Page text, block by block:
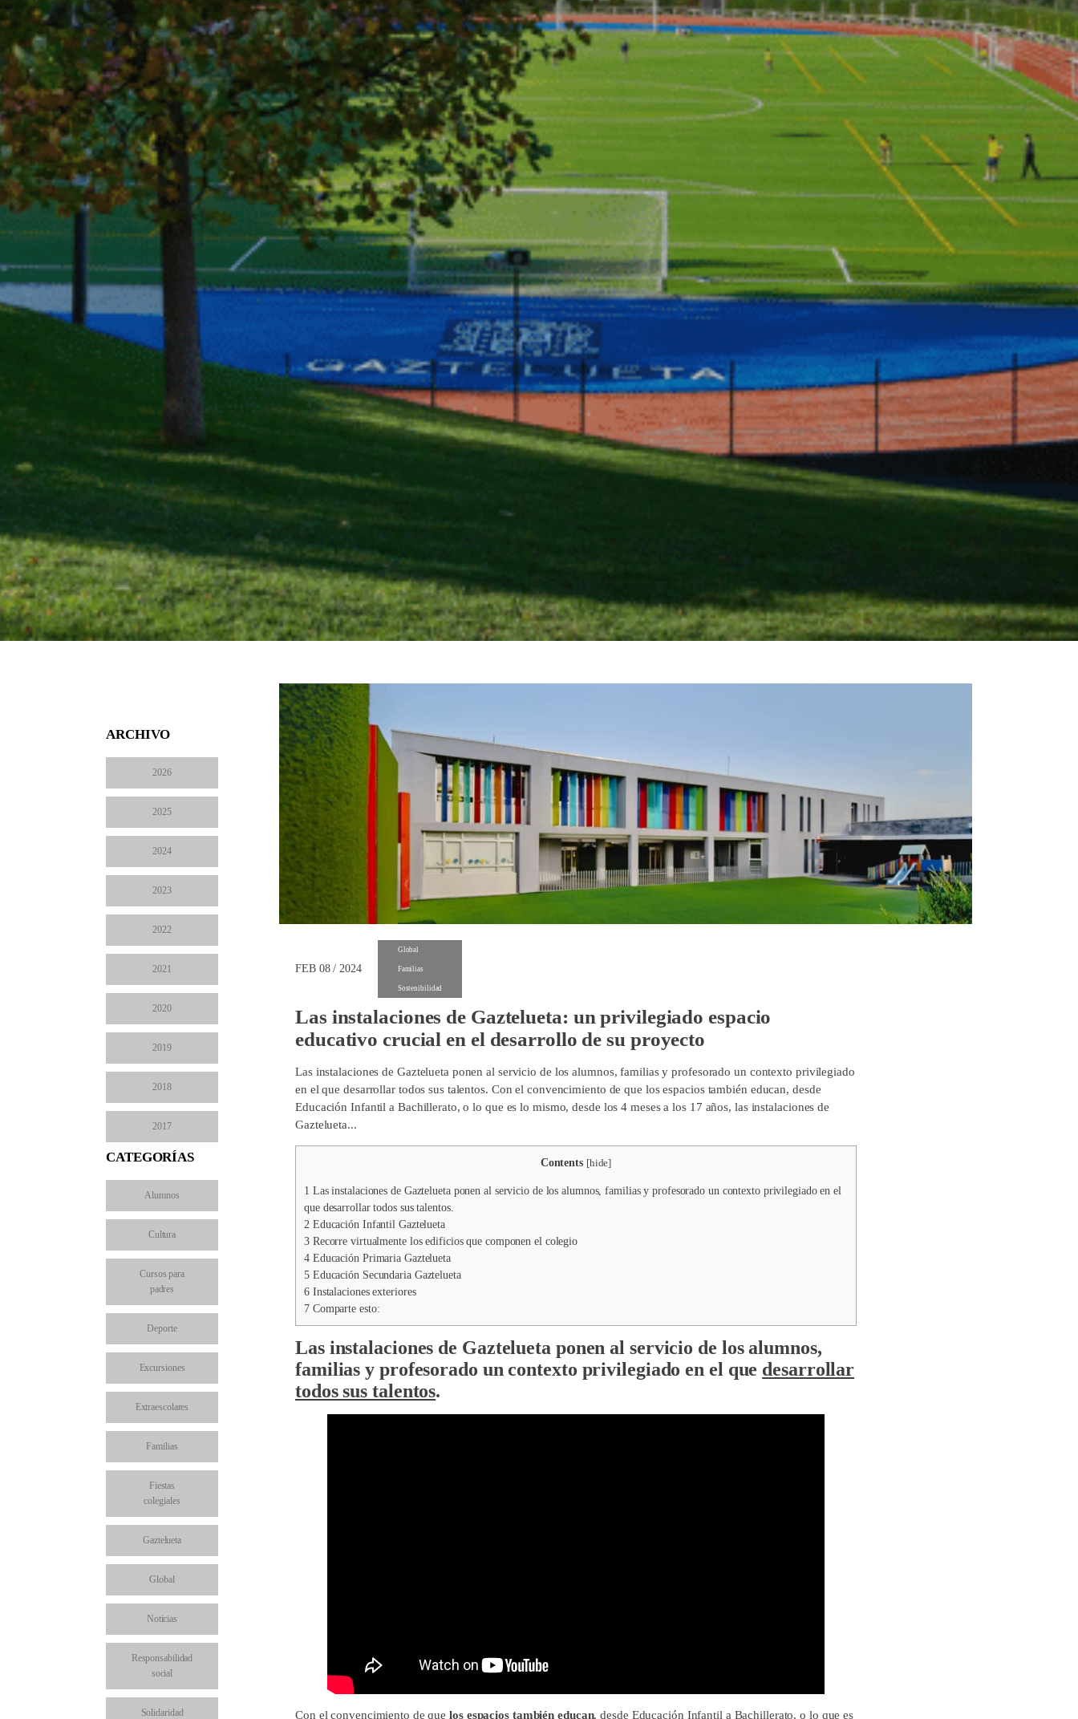
ARCHIVO
2026
2025
2024
2023
2022
2021
2020
2019
2018
2017
CATEGORÍAS
Alumnos
Cultura
Cursos para
padres
Deporte
Excursiones
Extraescolares
Familias
Fiestas
colegiales
Gaztelueta
Global
Noticias
Responsabilidad
social
Solidaridad
FEB 08 / 2024
Global
Familias
Sostenibilidad
Las instalaciones de Gaztelueta: un privilegiado espacio
educativo crucial en el desarrollo de su proyecto
Las instalaciones de Gaztelueta ponen al servicio de los alumnos, familias y profesorado un contexto privilegiado
en el que desarrollar todos sus talentos. Con el convencimiento de que los espacios también educan, desde
Educación Infantil a Bachillerato, o lo que es lo mismo, desde los 4 meses a los 17 años, las instalaciones de
Gaztelueta...
Contents [hide]
1 Las instalaciones de Gaztelueta ponen al servicio de los alumnos, familias y profesorado un contexto privilegiado en el
que desarrollar todos sus talentos.
2Educación Infantil Gaztelueta
3Recorre virtualmente los edificios que componen el colegio
4Educación Primaria Gaztelueta
5Educación Secundaria Gaztelueta
6Instalaciones exteriores
7Comparte esto:
Las instalaciones de Gazteluetaponen al servicio de los alumnos,
familias y profesorado un contexto privilegiado en el que desarrollar
todos sus talentos.
Con el convencimiento de quelos espacios también educan, desde Educación Infantil a Bachillerato, o lo que es